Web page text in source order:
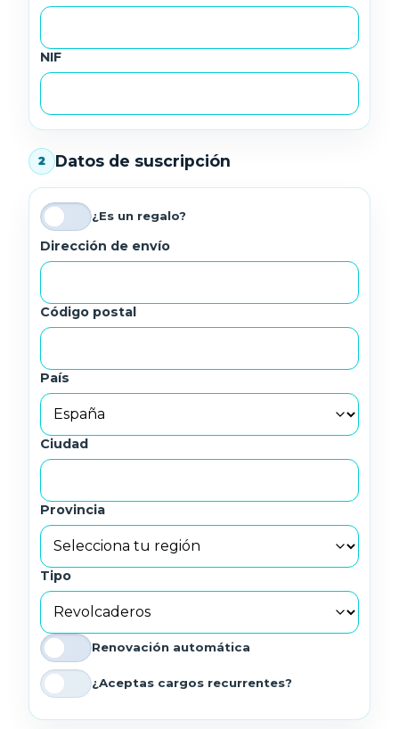
NIF
Datos de suscripción
¿Es un regalo?
Dirección de envío
Código postal
País
Ciudad
Provincia
Tipo
Renovación automática
¿Aceptas cargos recurrentes?